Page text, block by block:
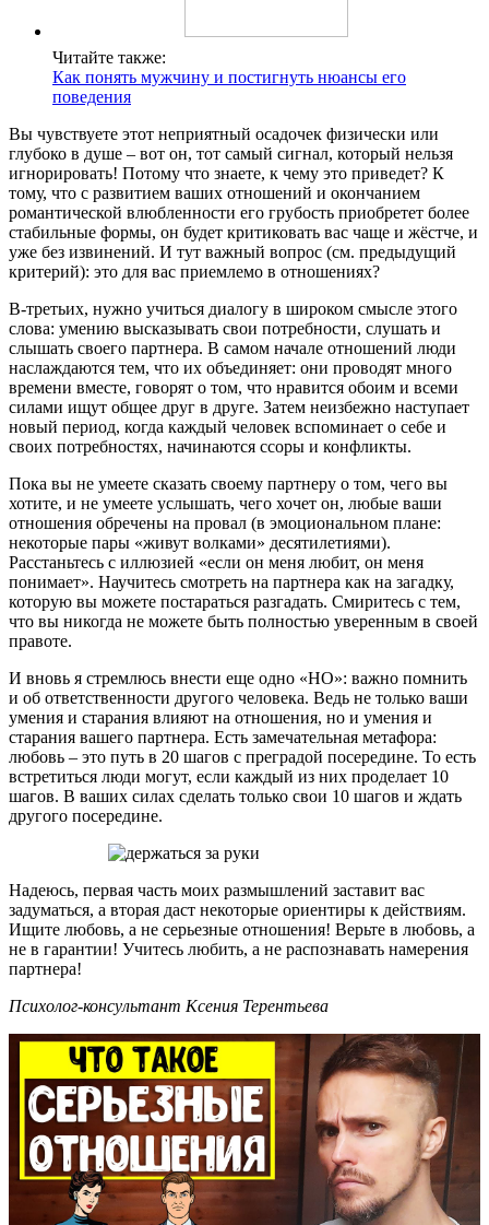
Читайте также:
Как понять мужчину и постигнуть нюансы его
поведения
Вы чувствуете этот неприятный осадочек физически или
глубоко в душе – вот он, тот самый сигнал, который нельзя
игнорировать! Потому что знаете, к чему это приведет? К
тому, что с развитием ваших отношений и окончанием
романтической влюбленности его грубость приобретет более
стабильные формы, он будет критиковать вас чаще и жёстче, и
уже без извинений. И тут важный вопрос (см. предыдущий
критерий): это для вас приемлемо в отношениях?
В-третьих, нужно учиться диалогу в широком смысле этого
слова: умению высказывать свои потребности, слушать и
слышать своего партнера. В самом начале отношений люди
наслаждаются тем, что их объединяет: они проводят много
времени вместе, говорят о том, что нравится обоим и всеми
силами ищут общее друг в друге. Затем неизбежно наступает
новый период, когда каждый человек вспоминает о себе и
своих потребностях, начинаются ссоры и конфликты.
Пока вы не умеете сказать своему партнеру о том, чего вы
хотите, и не умеете услышать, чего хочет он, любые ваши
отношения обречены на провал (в эмоциональном плане:
некоторые пары «живут волками» десятилетиями).
Расстаньтесь с иллюзией «если он меня любит, он меня
понимает». Научитесь смотреть на партнера как на загадку,
которую вы можете постараться разгадать. Смиритесь с тем,
что вы никогда не можете быть полностью уверенным в своей
правоте.
И вновь я стремлюсь внести еще одно «НО»: важно помнить
и об ответственности другого человека. Ведь не только ваши
умения и старания влияют на отношения, но и умения и
старания вашего партнера. Есть замечательная метафора:
любовь – это путь в 20 шагов с преградой посередине. То есть
встретиться люди могут, если каждый из них проделает 10
шагов. В ваших силах сделать только свои 10 шагов и ждать
другого посередине.
Надеюсь, первая часть моих размышлений заставит вас
задуматься, а вторая даст некоторые ориентиры к действиям.
Ищите любовь, а не серьезные отношения! Верьте в любовь, а
не в гарантии! Учитесь любить, а не распознавать намерения
партнера!
Психолог-консультант Ксения Терентьева